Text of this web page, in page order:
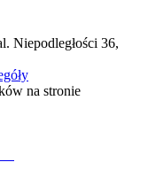
Niepodległości 36,
na stronie